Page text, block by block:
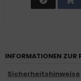
INFORMATIONEN ZUR
Sicherheitshinweise